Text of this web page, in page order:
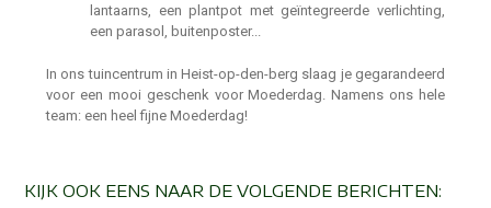
lantaarns, een plantpot met geïntegreerde verlichting,
een parasol, buitenposter...
In ons tuincentrum in Heist-op-den-berg slaag je gegarandeerd
voor een mooi geschenk voor Moederdag. Namens ons hele
team: een heel fijne Moederdag!
KIJK OOK EENS NAAR DE VOLGENDE BERICHTEN: